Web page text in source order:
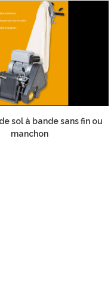
sol à bande sans fin ou
manchon